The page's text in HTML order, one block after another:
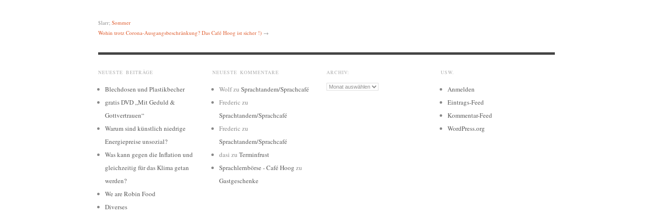
$larr; Sommer
Wohin trotz Corona-Ausgangsbeschränkung? Das Café Hoog ist sicher !) →
NEUESTE BEITRÄGE
Blechdosen und Plastikbecher
gratis DVD „Mit Geduld &
Gottvertrauen“
Warum sind künstlich niedrige
Energiepreise unsozial?
Was kann gegen die Inflation und
gleichzeitig für das Klima getan
werden?
We are Robin Food
Diverses
NEUESTE KOMMENTARE
Wolfzu Sprachtandem/Sprachcafé
Frederic zu
Sprachtandem/Sprachcafé
Frederic zu
Sprachtandem/Sprachcafé
dasi zu Terminfrust
Sprachlernbörse - Café Hoog zu
Gastgeschenke
ARCHIV:
Archiv:
USW.
Anmelden
Eintrags-Feed
Kommentar-Feed
WordPress.org